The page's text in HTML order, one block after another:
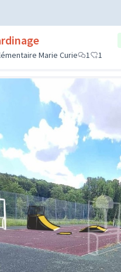
Marie Curie
1 1